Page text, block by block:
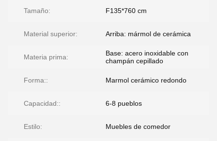
Tamaño: F135*760 cm
Material superior: Arriba: mármol de cerámica
Materia prima:
Base: acero inoxidable con
champán cepillado
Forma:: Marmol cerámico redondo
Capacidad:: 6-8 pueblos
Estilo: Muebles de comedor